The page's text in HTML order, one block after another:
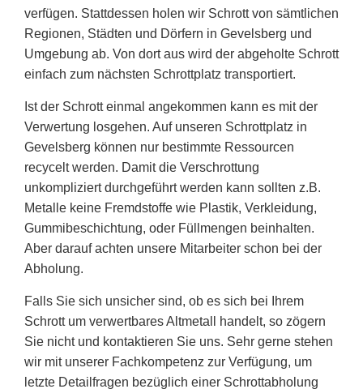
verfügen. Stattdessen holen wir Schrott von sämtlichen
Regionen, Städten und Dörfern in Gevelsberg und
Umgebung ab. Von dort aus wird der abgeholte Schrott
einfach zum nächsten Schrottplatz transportiert.
Ist der Schrott einmal angekommen kann es mit der
Verwertung losgehen. Auf unseren Schrottplatz in
Gevelsberg können nur bestimmte Ressourcen
recycelt werden. Damit die Verschrottung
unkompliziert durchgeführt werden kann sollten z.B.
Metalle keine Fremdstoffe wie Plastik, Verkleidung,
Gummibeschichtung, oder Füllmengen beinhalten.
Aber darauf achten unsere Mitarbeiter schon bei der
Abholung.
Falls Sie sich unsicher sind, ob es sich bei Ihrem
Schrott um verwertbares Altmetall handelt, so zögern
Sie nicht und kontaktieren Sie uns. Sehr gerne stehen
wir mit unserer Fachkompetenz zur Verfügung, um
letzte Detailfragen bezüglich einer Schrottabholung